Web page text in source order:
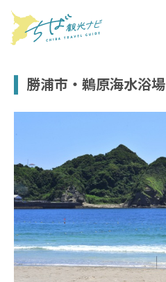
勝浦市・鵜原海水浴場